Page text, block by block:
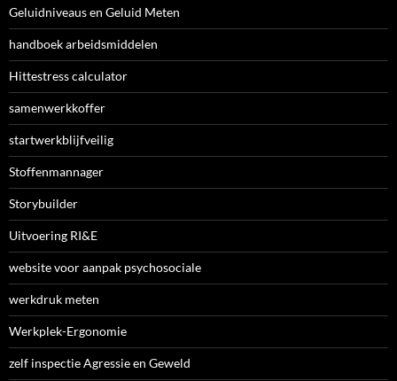
Geluidniveaus en Geluid Meten
handboek arbeidsmiddelen
Hittestress calculator
samenwerkkoffer
startwerkblijfveilig
Stoffenmannager
Storybuilder
Uitvoering RI&E
website voor aanpak psychosociale
werkdruk meten
Werkplek-Ergonomie
zelf inspectie Agressie en Geweld